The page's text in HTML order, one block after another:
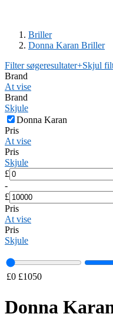
Briller
Donna Karan Briller
Filter søgeresultater+Skjul
Brand
At vise
Brand
Skjule
Donna Karan
Pris
At vise
Pris
Skjule
£
-
£
Pris
At vise
Pris
Skjule
£0 £1050
Donna